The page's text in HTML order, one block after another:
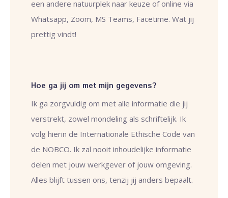
een andere natuurplek naar keuze of online via
Whatsapp, Zoom, MS Teams, Facetime. Wat jij
prettig vindt!
Hoe ga jij om met mijn gegevens?
Ik ga zorgvuldig om met alle informatie die jij
verstrekt, zowel mondeling als schriftelijk. Ik
volg hierin de Internationale Ethische Code van
de NOBCO. Ik zal nooit inhoudelijke informatie
delen met jouw werkgever of jouw omgeving.
Alles blijft tussen ons, tenzij jij anders bepaalt.